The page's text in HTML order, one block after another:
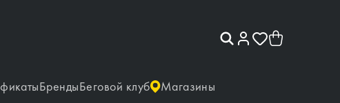
БрендыБеговой клуб Магазины